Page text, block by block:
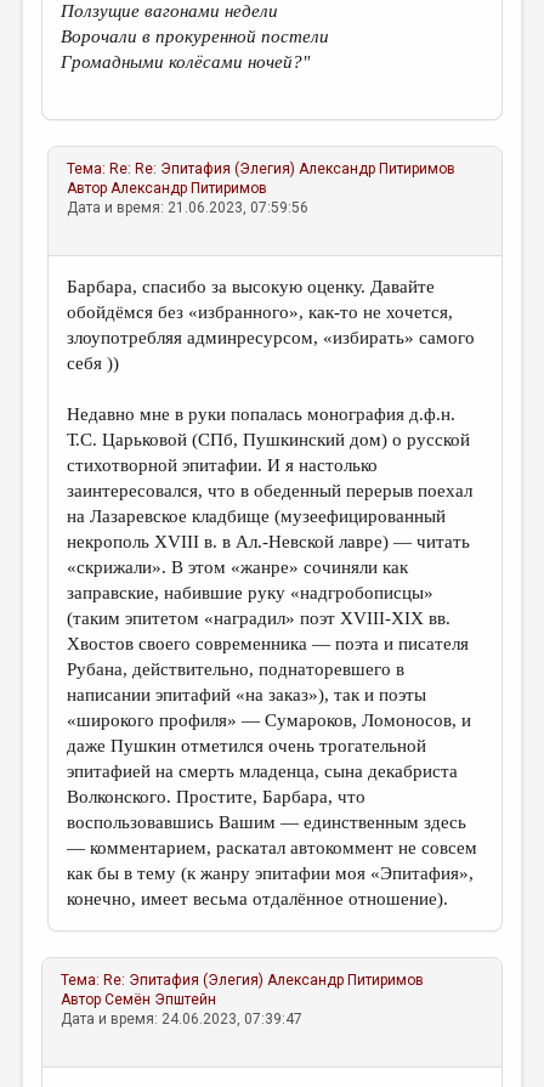
Ползущие вагонами недели
Ворочали в прокуренной постели
Громадными колёсами ночей?"
Тема: Re: Re: Эпитафия (Элегия) Александр Питиримов
АвторАлександр Питиримов
Дата и время: 21.06.2023, 07:59:56
Барбара, спасибо за высокую оценку. Давайте
обойдёмся без «избранного», как-то не хочется,
злоупотребляя админресурсом, «избирать» самого
себя ))
Недавно мне в руки попалась монография д.ф.н.
Т.С. Царьковой (СПб, Пушкинский дом) о русской
стихотворной эпитафии. И я настолько
заинтересовался, что в обеденный перерыв поехал
на Лазаревское кладбище (музеефицированный
некрополь XVIII в. в Ал.-Невской лавре) — читать
«скрижали». В этом «жанре» сочиняли как
заправские, набившие руку «надгробописцы»
(таким эпитетом «наградил» поэт XVIII-XIX вв.
Хвостов своего современника — поэта и писателя
Рубана, действительно, поднаторевшего в
написании эпитафий «на заказ»), так и поэты
«широкого профиля» — Сумароков, Ломоносов, и
даже Пушкин отметился очень трогательной
эпитафией на смерть младенца, сына декабриста
Волконского. Простите, Барбара, что
воспользовавшись Вашим — единственным здесь
— комментарием, раскатал автокоммент не совсем
как бы в тему (к жанру эпитафии моя «Эпитафия»,
конечно, имеет весьма отдалённое отношение).
Тема: Re: Эпитафия (Элегия) Александр Питиримов
АвторСемён Эпштейн
Дата и время: 24.06.2023, 07:39:47